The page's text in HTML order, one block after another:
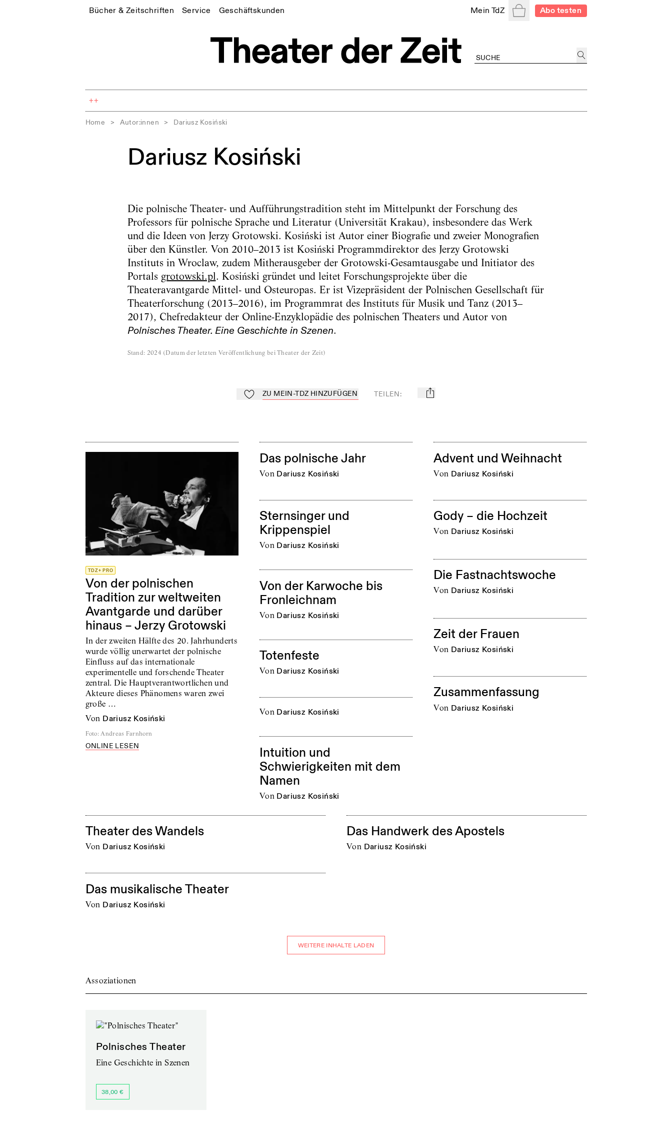
Bücher & Zeitschriften Service Geschäftskunden Mein TdZ WarenkorbAbo testen
++
Home > Autor:innen > Dariusz Kosiński
Dariusz Kosiński
Die polnische Theater- und Aufführungstradition steht im Mittelpunkt der Forschung des
Professors für polnische Sprache und Literatur (Universität Krakau), insbesondere das Werk
und die Ideen von Jerzy Grotowski. Kosiński ist Autor einer Biografie und zweier Monografien
über den Künstler. Von 2010–2013 ist Kosiński Programmdirektor des Jerzy Grotowski
Instituts in Wroclaw, zudem Mitherausgeber der Grotowski-Gesamtausgabe und Initiator des
Portals grotowski.pl. Kosiński gründet und leitet Forschungsprojekte über die
Theateravantgarde Mittel- und Osteuropas. Er ist Vizepräsident der Polnischen Gesellschaft für
Theaterforschung (2013–2016), im Programmrat des Instituts für Musik und Tanz (2013–
2017), Chefredakteur der Online-Enzyklopädie des polnischen Theaters und Autor von
Polnisches Theater. Eine Geschichte in Szenen.
Stand: 2024 (Datum der letzten Veröffentlichung bei Theater der Zeit)
Zu Mein-TdZ hinzufügen
ZU MEIN-TDZ HINZUFÜGEN TEILEN: mail
TDZ+ PRO
Von der polnischen
Tradition zur weltweiten
Avantgarde und darüber
hinaus – Jerzy Grotowski
In der zweiten Hälfte des 20. Jahrhunderts
wurde völlig unerwartet der polnische
Einfluss auf das internationale
experimentelle und forschende Theater
zentral. Die Hauptverantwortlichen und
Akteure dieses Phänomens waren zwei
große …
von Dariusz Kosiński
Foto: Andreas Farnhorn
ONLINE LESEN
Das polnische Jahr
von Dariusz Kosiński
Advent und Weihnacht
von Dariusz Kosiński
Sternsinger und
Krippenspiel
von Dariusz Kosiński
Gody – die Hochzeit
von Dariusz Kosiński
Die Fastnachtswoche
von Dariusz Kosiński
Von der Karwoche bis
Fronleichnam
von Dariusz Kosiński
Zeit der Frauen
von Dariusz Kosiński
Totenfeste
von Dariusz Kosiński
Zusammenfassung
von Dariusz Kosiński
von Dariusz Kosiński
Intuition und
Schwierigkeiten mit dem
Namen
von Dariusz Kosiński
Theater des Wandels
von Dariusz Kosiński
Das Handwerk des Apostels
von Dariusz Kosiński
Das musikalische Theater
von Dariusz Kosiński
WEITERE INHALTE LADEN
Assoziationen
Polnisches Theater
Eine Geschichte in Szenen
38,00 €